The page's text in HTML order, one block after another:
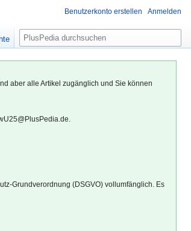
aber alle Artikel zugänglich und Sie können
Grundverordnung (DSGVO) vollumfänglich. Es
Benutzerkonto erstellen Anmelden
S
u
c
e